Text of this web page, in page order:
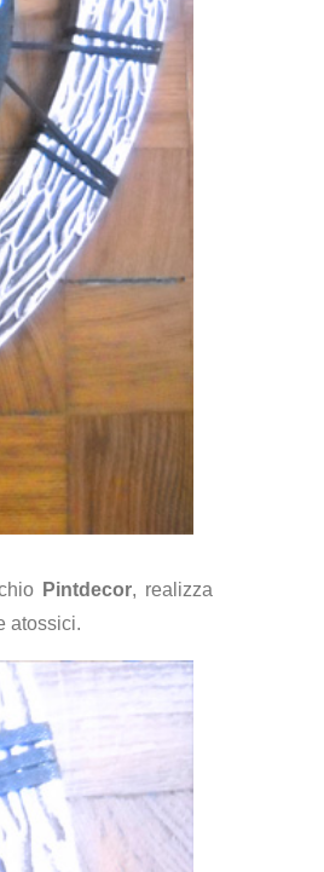
Pintdecor, realizza
atossici.